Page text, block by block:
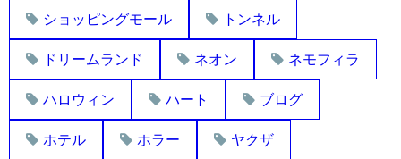
ショッピングモール トンネル
ドリームランド ネオン ネモフィラ
ハロウィン ハート ブログ
ホテル ホラー ヤクザ